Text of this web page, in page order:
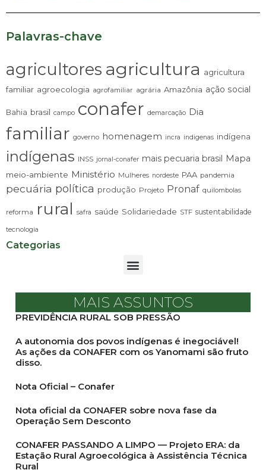
Palavras-chave
agricultores agricultura agricultura
familiar agroecologia agrofamiliar agrária Amazônia ação social
Bahia brasil campo conafer demarcação Dia
familiar governo homenagem incra indigenas indígena
indígenas INSS jornal-conafer mais pecuaria brasil Mapa
meio-ambiente Ministério Mulheres nordeste PAA pandemia
pecuária política produção Projeto Pronaf quilombolas
reforma rural safra saúde Solidariedade STF sustentabilidade
tecnologia
Categorias
MAIS ASSUNTOS
PREVIDÊNCIA RURAL SOB PRESSÃO
A autonomia dos povos indígenas é inegociável!
As ações da CONAFER com os Yanomami são fruto
disso.
Nota Oficial – Conafer
Nota oficial da CONAFER sobre nova fase da
Operação Sem Desconto
CONAFER PASSANDO A LIMPO — Projeto ERA: da
Estação Rural Agroecológica à Assistência Técnica
Rural